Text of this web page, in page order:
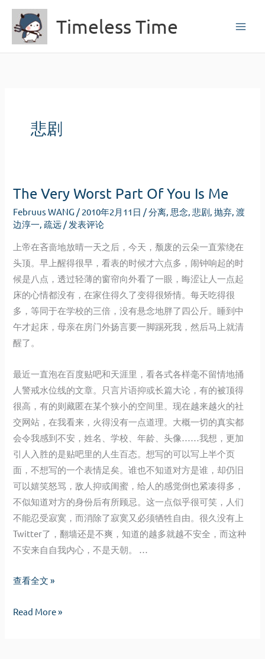
容
Timeless Time
悲剧
The Very Worst Part Of You Is Me
Februus WANG / 2010年2月11日 /分离 思念 ,悲剧 ,抛弃 ,渡
边淳一 疏远 / 发表评论
上帝在吝啬地放晴一天之后，今天，颓废的云朵一直萦绕在
头顶。早上醒得很早，看表的时候才六点多，闹钟响起的时
候是八点，透过轻薄的窗帘向外看了一眼，晦涩让人一点起
床的心情都没有，在家住得久了变得很矫情。每天吃得很
多，等同于在学校的三倍，没有悬念地胖了四公斤。睡到中
午才起床，母亲在房门外扬言要一脚踢死我，然后马上就清
醒了。
最近一直泡在百度贴吧和天涯里，看各式各样毫不留情地捅
人警戒水位线的文章。只言片语抑或长篇大论，有的被顶得
很高，有的则藏匿在某个狭小的空间里。现在越来越火的社
交网站，在我看来，火得没有一点道理。大概一切的真实都
会令我感到不安，姓名、学校、年龄、头像……我想，更加
引人入胜的是贴吧里的人生百态。想写的可以写上半个页
面，不想写的一个表情足矣。谁也不知道对方是谁，却仍旧
可以嬉笑怒骂，敌人抑或闺蜜，给人的感觉倒也紧凑得多，
不似知道对方的身份后有所顾忌。这一点似乎很可笑，人们
不能忍受寂寞，而消除了寂寞又必须牺牲自由。很久没有上
Twitter了，翻墙还是不爽，知道的越多就越不安全，而这种
不安来自自我内心，不是天朝。 …
The
Worst
查看全文 »
The
Read More »